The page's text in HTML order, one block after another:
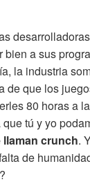
a sus
la industria
de que los
80 horas a
tú y yo
llaman crunch.
de